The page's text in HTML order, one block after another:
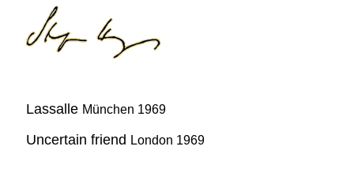
Lassalle München 1969
Uncertain friend London 1969